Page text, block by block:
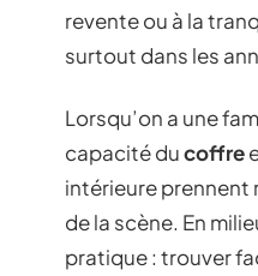
revente ou à la
surtout dans les
Lorsqu’on a une
capacité ducoffre
intérieure prennent
de la scène. En
pratique : trouver